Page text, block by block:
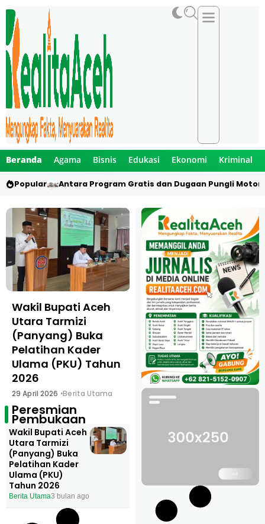
Beranda Agama Bisnis Edukasi Ekonomi Kriminal
Popular Antara Program Gratis dan Dugaan Pungli Motor
Wakil Bupati Aceh
Utara Tarmizi
(Panyang) Buka
Pelatihan Kader
Ulama (PKU) Tahun
2026
29 April 2026 Berita Utama
Peresmian
Pembukaan
Wakil Bupati Aceh
Utara Tarmizi
(Panyang) Buka
Pelatihan Kader
Ulama (PKU)
Tahun 2026
Berita Utama3 bulan ago